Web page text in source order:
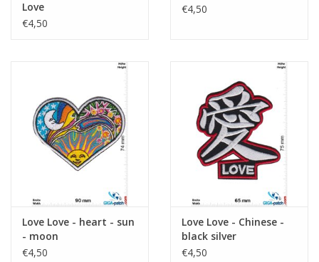
Love
€4,50
€4,50
Love Love - heart - sun
- moon
€4,50
Love Love - Chinese -
black silver
€4,50